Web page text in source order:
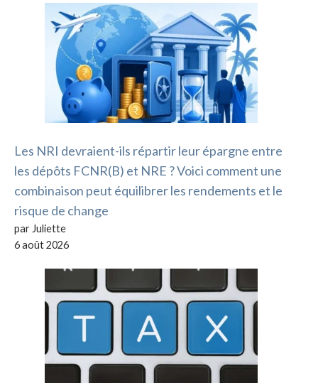
Les NRI devraient-ils répartir leur épargne entre
les dépôts FCNR(B) et NRE ? Voici comment une
combinaison peut équilibrer les rendements et le
risque de change
par Juliette
6 août 2026